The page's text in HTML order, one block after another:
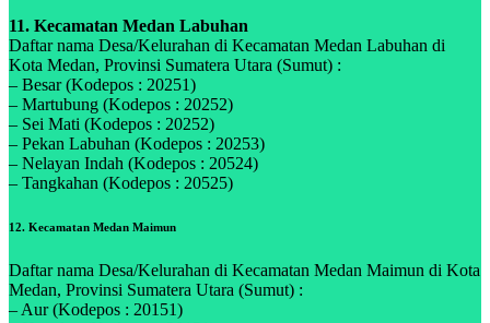
11. Kecamatan Medan Labuhan
Daftar nama Desa/Kelurahan di Kecamatan Medan Labuhan di
Kota Medan, Provinsi Sumatera Utara (Sumut) :
– Besar (Kodepos : 20251)
– Martubung (Kodepos : 20252)
– Sei Mati (Kodepos : 20252)
– Pekan Labuhan (Kodepos : 20253)
– Nelayan Indah (Kodepos : 20524)
– Tangkahan (Kodepos : 20525)
12. Kecamatan Medan Maimun
Daftar nama Desa/Kelurahan di Kecamatan Medan Maimun di Kota
Medan, Provinsi Sumatera Utara (Sumut) :
– Aur (Kodepos : 20151)